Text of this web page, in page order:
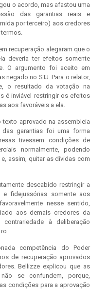
o acordo, mas afastou uma
das garantias reais e
por terceiro) aos credores
recuperação alegaram que o
deveria ter efeitos somente
O argumento foi aceito em
negado no STJ. Para o relator,
o resultado da votação na
é inviável restringir os efeitos
aos favoráveis a ela.
aprovado na assembleia
garantias foi uma forma
tivessem condições de
normalmente, podendo
assim, quitar as dívidas com
descabido restringir a
e fidejussórias somente aos
nesse sentido,
aos demais credores da
à deliberação
competência do Poder
de recuperação aprovados
Bellizze explicou que as
se confundem, porque,
condições para a aprovação